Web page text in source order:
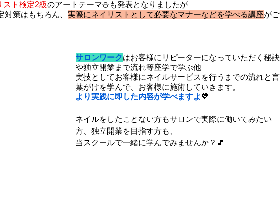
スト検定2級のアートテーマ⛄も発表となりましたが
策はもちろん、 実際にネイリストとして必要なマナーなどを学べる講座がご
サロンワークはお客様にリピーターになっていただく秘訣
や独立開業まで流れ等座学で学ぶ他
実技としてお客様にネイルサービスを行うまでの流れと言
葉がけを学んで、お客様に施術していきます。
より実践に即した内容が学べますよ 💖
ネイルをしたことない方もサロンで実際に働いてみたい
方、独立開業を目指す方も、
当スクールで一緒に学んでみませんか？🎵